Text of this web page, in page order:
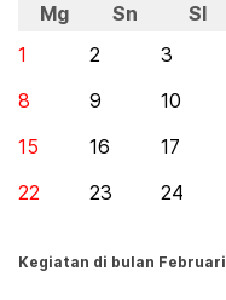
Mg Sn Sl
1
2 3
8
9 10
15
16 17
22
23 24
Kegiatan di bulan Februari